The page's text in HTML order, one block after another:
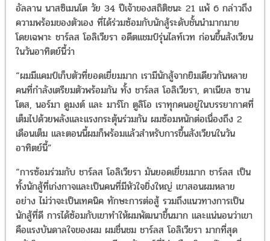
อัลลาน นาสซิเมนโต วัย 34 ปีเจ้าของสถิติชนะ 21 แพ้ 6 กล่าวถึง
ความพร้อมของตัวเอง ที่ได้ร่วมซ้อมกับนักสู้ระดับชั้นนำมากมาย
โดยเฉพาะ ชาร์ลส โอลิเวียรา อดีตแชมป์รุ่นไลท์เวท ก่อนขึ้นสังเวียน
ในวันอาทิตย์นี้ว่า
“ผมมีแคมป์เก็บตัวที่ยอดเยี่ยมมาก เรามีนักสู้จากยิมเดียวกันหลาย
คนที่กำลังเตรียมตัวพร้อมกัน ทั้ง ชาร์ลส โอลิเวียรา, ดาเนียล ซาน
โตส, นอร์มา ดูมงต์ และ มาร์โก ตูลิโอ เราทุกคนอยู่ในบรรยากาศที่
เต็มไปด้วยพลังและแรงกระตุ้นร่วมกัน ผมซ้อมหนักต่อเนื่องถึง 2
เดือนเต็ม และตอนนี้ผมก็พร้อมแล้วสำหรับการขึ้นสังเวียนในวัน
อาทิตย์นี้”
“การซ้อมร่วมกับ ชาร์ลส โอลิเวียรา มันยอดเยี่ยมมาก ชาร์ลส เป็น
ทั้งนักสู้ที่เก่งกาจและเป็นคนที่มีหัวใจยิ่งใหญ่ เขาสอนผมหลาย
อย่าง ไม่ว่าจะเป็นเทคนิค ทักษะการต่อสู้ รวมถึงแนวทางการเป็น
นักสู้ที่ดี การได้ซ้อมกับเขาทำให้ผมพัฒนาขึ้นมาก และแน่นอนว่าเขา
คือแรงบันดาลใจของผม ผมชื่นชม ชาร์ลส โอลิเวียรา มากที่สุด